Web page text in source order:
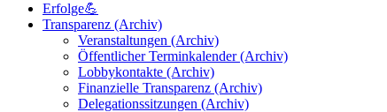
Erfolge💪
Transparenz (Archiv)
Veranstaltungen (Archiv)
Öffentlicher Terminkalender (Archiv)
Lobbykontakte (Archiv)
Finanzielle Transparenz (Archiv)
Delegationssitzungen (Archiv)